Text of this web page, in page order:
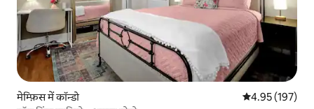
मेम्फ़िस में कॉन्डो औसत रेटिंग 5 में से
4.95 (197)